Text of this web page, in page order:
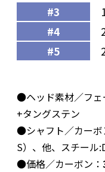
#3
#4
#5
●ヘッド素材／フェ
+タングステン
●シャフト／カーボ
S）、他、スチール
●価格／カーボン：